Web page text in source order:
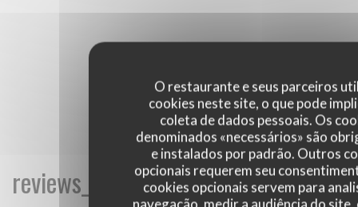
O restaurante e seus parceiros
cookies neste site, o que pode
coleta de dados pessoais. Os
denominados «necessários» são
e instalados por padrão. Outros
opcionais requerem seu
cookies opcionais servem para